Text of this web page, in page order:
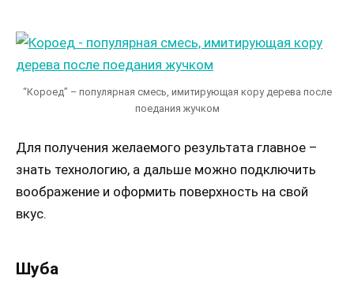
“Короед” – популярная смесь, имитирующая кору дерева после
поедания жучком
Для получения желаемого результата главное –
знать технологию, а дальше можно подключить
воображение и оформить поверхность на свой
вкус.
Шуба